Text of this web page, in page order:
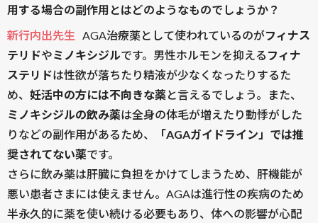
用する場合の副作用とはどのようなものでしょうか？
新行内出先生 AGA治療薬として使われているのがフィナス
テリドやミノキシジルです。男性ホルモンを抑える フィナ
ステリドは性欲が落ちたり精液が少なくなったりするた
め、 妊活中の方には不向きな薬と言えるでしょう。また、
ミノキシジルの飲み薬は全身の体毛が増えたり動悸がした
りなどの副作用があるため、
「AGAガイドライン」では推
奨されてない薬です。
さらに飲み薬は肝臓に負担をかけてしまうため、肝機能が
悪い患者さまには使えません。AGAは進行性の疾病のため
半永久的に薬を使い続ける必要もあり、体への影響が心配